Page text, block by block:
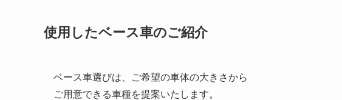
使用したベース車のご紹介
ベース車選びは、ご希望の車体の大きさから
ご用意できる車種を提案いたします。